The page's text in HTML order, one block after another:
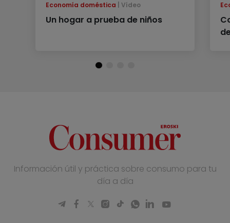
Economía doméstica Vídeo
Un hogar a prueba de niños
Información útil y práctica sobre consumo para tu
día a día